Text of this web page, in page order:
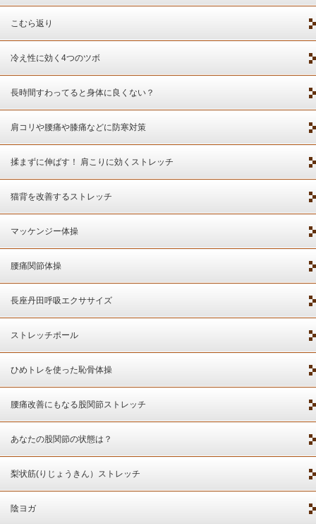
こむら返り
冷え性に効く4つのツボ
長時間すわってると身体に良くない？
肩コリや腰痛や膝痛などに防寒対策
揉まずに伸ばす！ 肩こりに効くストレッチ
猫背を改善するストレッチ
マッケンジー体操
腰痛関節体操
長座丹田呼吸エクササイズ
ストレッチポール
ひめトレを使った恥骨体操
腰痛改善にもなる股関節ストレッチ
あなたの股関節の状態は？
梨状筋(りじょうきん）ストレッチ
陰ヨガ